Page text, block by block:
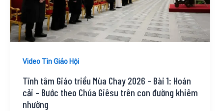
Video Tin Giáo Hội
Tĩnh tâm Giáo triều Mùa Chay 2026 – Bài 1: Hoán
cải – Bước theo Chúa Giêsu trên con đường khiêm
nhường